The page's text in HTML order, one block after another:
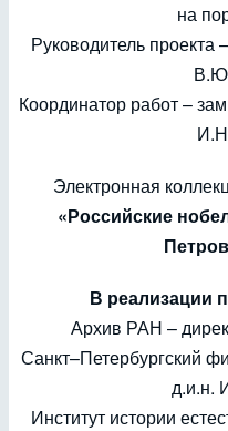
на
Руководитель проекта
Координатор работ –
Электронная
«Российские
В реализации
Архив РАН –
Санкт–Петербургский
д.и.н.
Институт истории